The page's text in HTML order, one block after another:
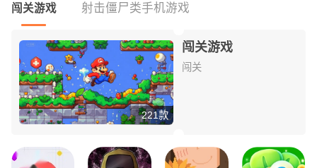
闯关游戏 射击僵尸类手机游戏
闯关游戏
闯关
221款